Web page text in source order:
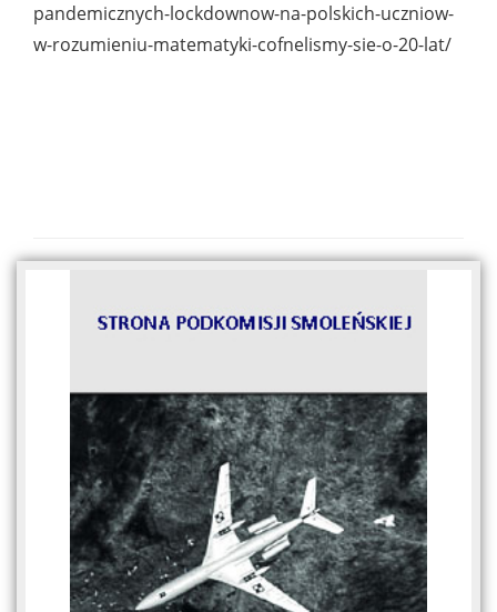
pandemicznych-lockdownow-na-polskich-uczniow-
w-rozumieniu-matematyki-cofnelismy-sie-o-20-lat/